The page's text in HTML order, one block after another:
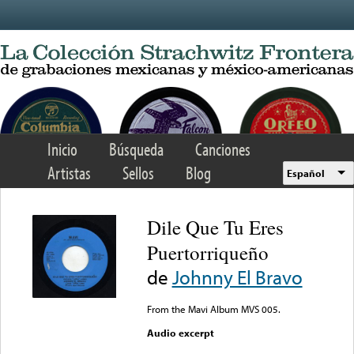
Inicio Búsqueda
Canciones
Artistas
Sellos Blog Español
Dile Que Tu Eres
Puertorriqueño
deJohnny El Bravo
From the Mavi Album MVS 005.
Audio excerpt